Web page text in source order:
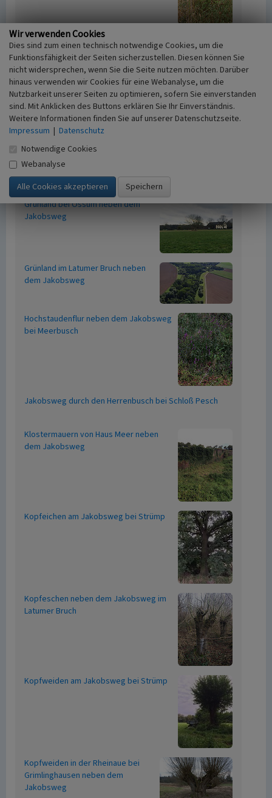
Flügeldeich bei Haus Meer neben dem
Jakobsweg
Graben zum Buersbach am Jakobsweg
bei Ossum
Grünland bei Ossum neben dem
Jakobsweg
Grünland im Latumer Bruch neben
dem Jakobsweg
Hochstaudenflur neben dem Jakobsweg
bei Meerbusch
Jakobsweg durch den Herrenbusch bei Schloß Pesch
Klostermauern von Haus Meer neben
dem Jakobsweg
Kopfeichen am Jakobsweg bei Strümp
Kopfeschen neben dem Jakobsweg im
Latumer Bruch
Kopfweiden am Jakobsweg bei Strümp
Kopfweiden in der Rheinaue bei
Grimlinghausen neben dem
Jakobsweg
Wir verwenden Cookies
Dies sind zum einen technisch notwendige Cookies, um die
Funktionsfähigkeit der Seiten sicherzustellen. Diesen können Sie
nicht widersprechen, wenn Sie die Seite nutzen möchten. Darüber
hinaus verwenden wir Cookies für eine Webanalyse, um die
Nutzbarkeit unserer Seiten zu optimieren, sofern Sie einverstanden
sind. Mit Anklicken des Buttons erklären Sie Ihr Einverständnis.
Weitere Informationen finden Sie auf unserer Datenschutzseite.
Impressum | Datenschutz
Notwendige Cookies
Webanalyse